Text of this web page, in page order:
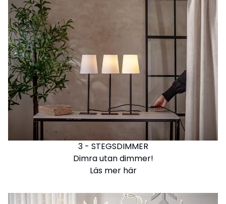
3 - STEGSDIMMER
Dimra utan dimmer!
Läs mer här